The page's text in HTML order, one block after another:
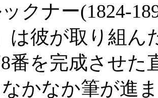
クナー(1824-
は彼が取り組ん
番を完成させた
かなか筆が進